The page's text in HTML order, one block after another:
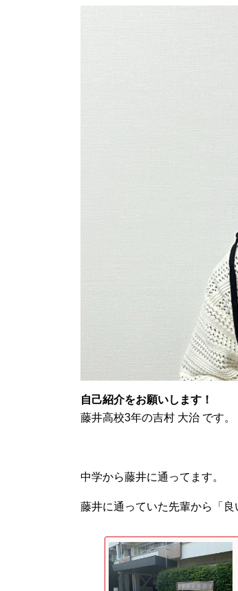
自己紹介をお願いします！
藤井高校3年の吉村 大治 です。
中学から藤井に通ってます。
藤井に通っていた先輩から「良